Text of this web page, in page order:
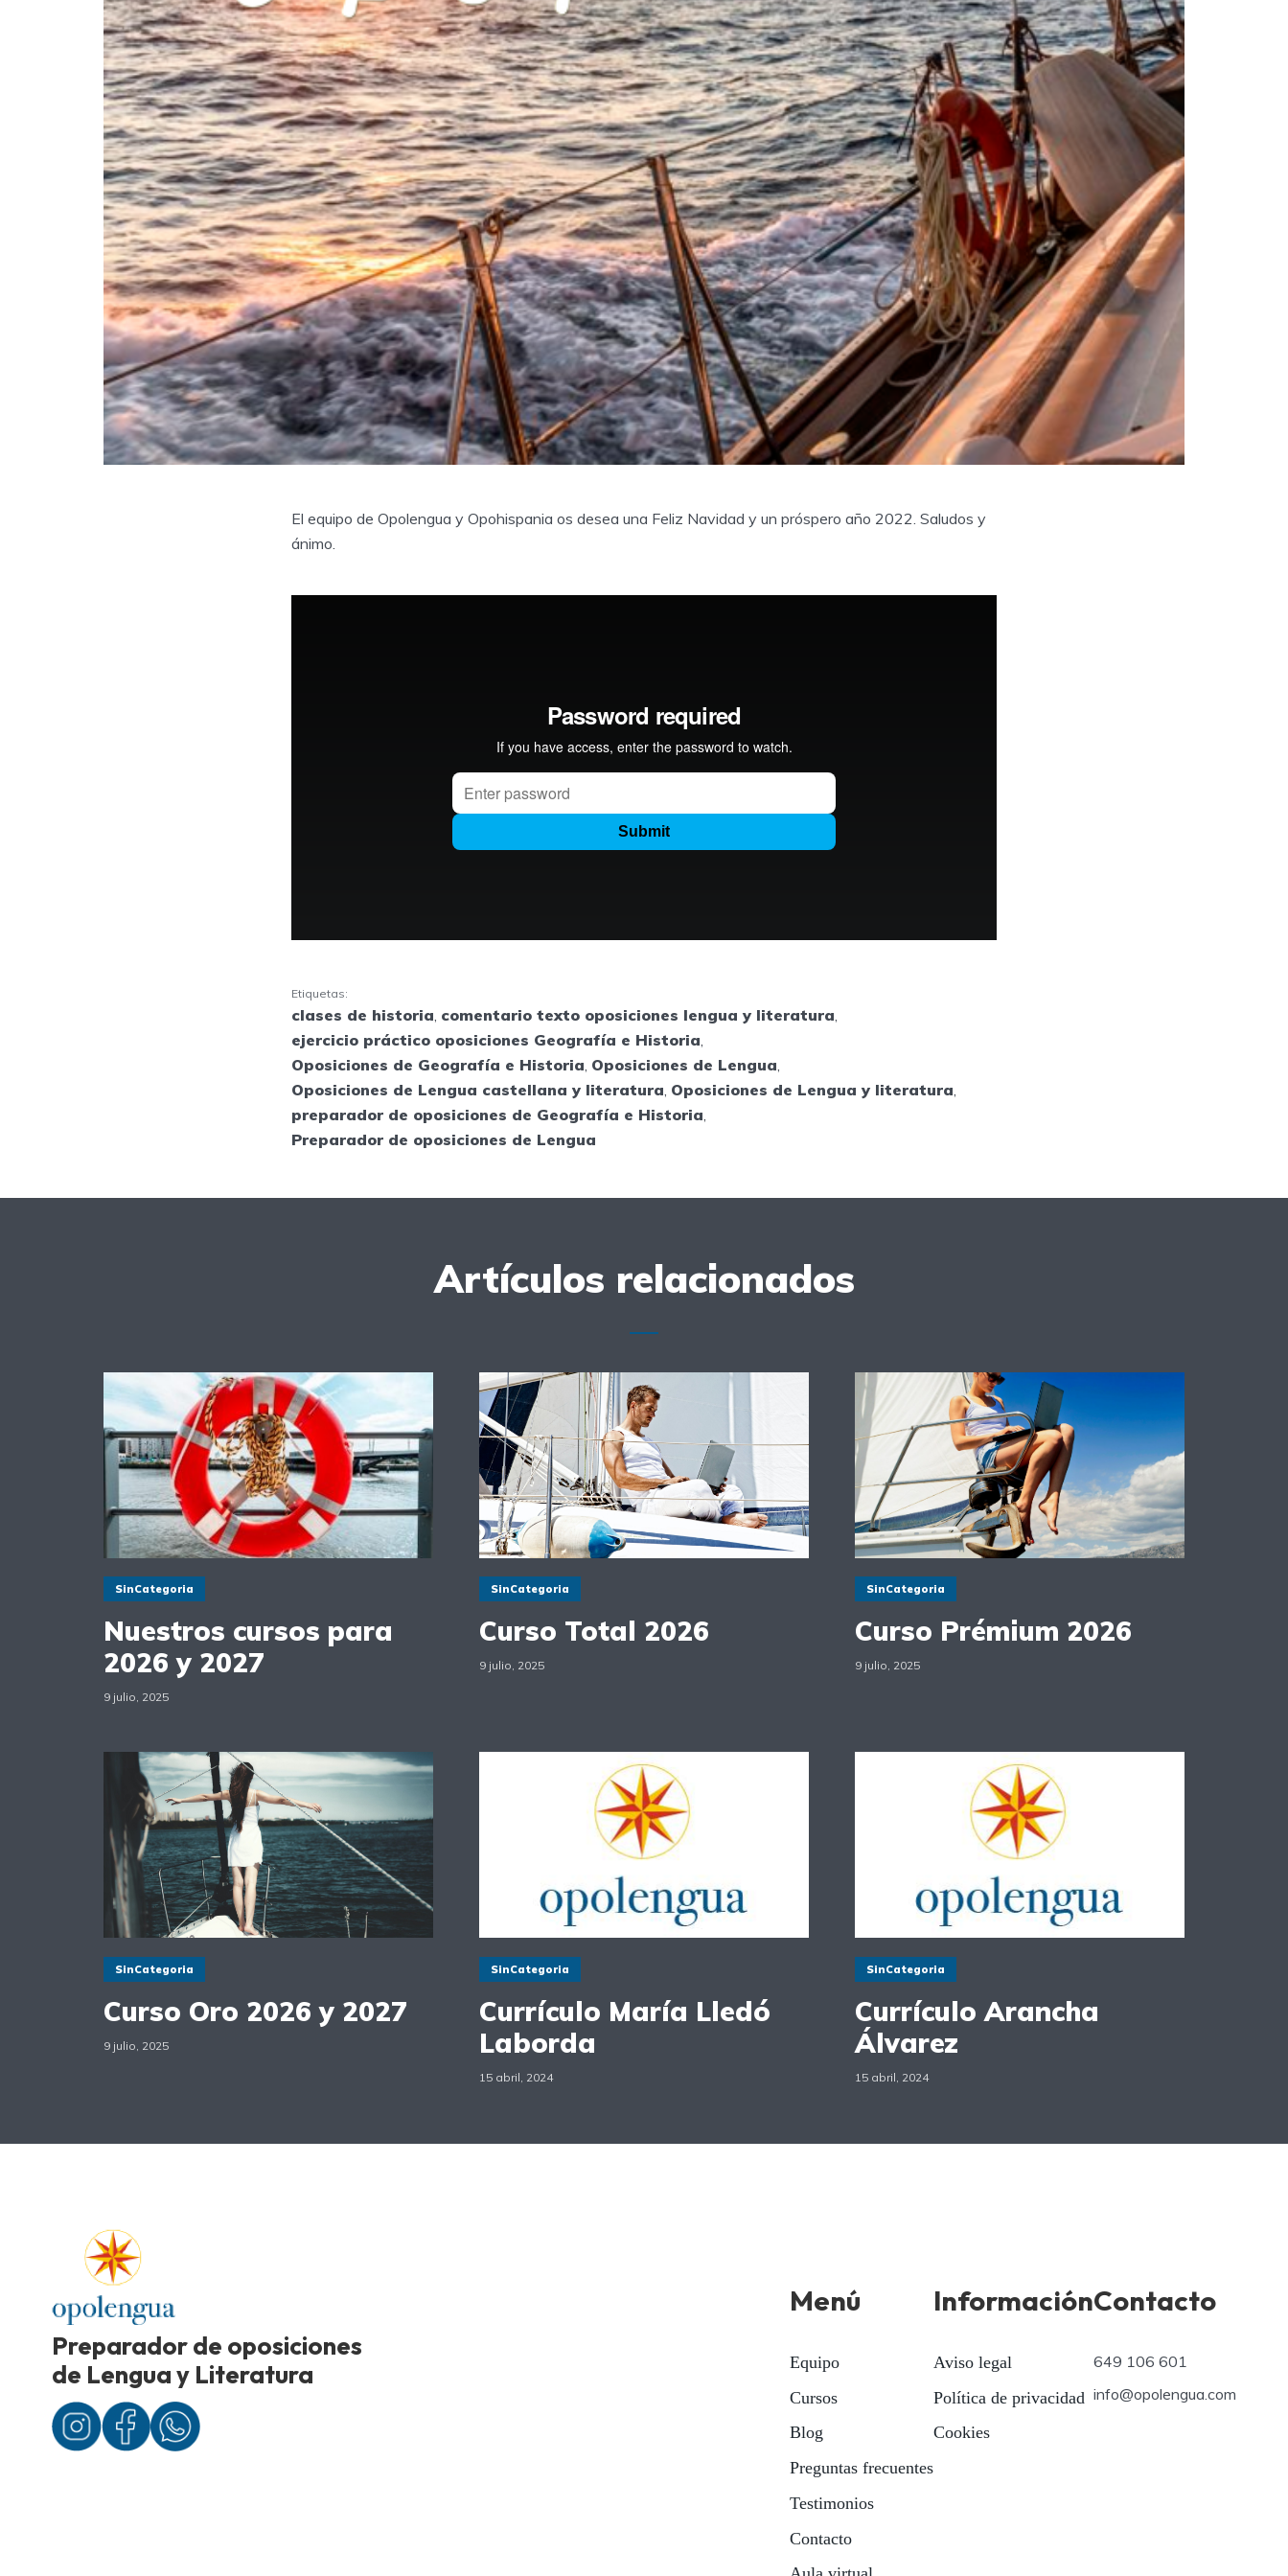
El equipo de Opolengua y Opohispania os desea una Feliz Navidad y un próspero año 2022. Saludos y
ánimo.
Etiquetas:
clases de historia comentario texto oposiciones lengua y literatura
ejercicio práctico oposiciones Geografía e Historia
Oposiciones de Geografía e Historia Oposiciones de Lengua
Oposiciones de Lengua castellana y literatura Oposiciones de Lengua y literatura
preparador de oposiciones de Geografía e Historia
Preparador de oposiciones de Lengua
Artículos relacionados
SinCategoria
Nuestros cursos para
2026 y 2027
9 julio, 2025
SinCategoria
Curso Total 2026
9 julio, 2025
SinCategoria
Curso Prémium 2026
9 julio, 2025
SinCategoria
Curso Oro 2026 y 2027
9 julio, 2025
SinCategoria
Currículo María Lledó
Laborda
15 abril, 2024
SinCategoria
Currículo Arancha
Álvarez
15 abril, 2024
Preparador de oposiciones
de Lengua y Literatura
Menú
Equipo
Cursos
Blog
Preguntas frecuentes
Testimonios
Contacto
Información
Aviso legal
Política de privacidad
Cookies
Contacto
649 106 601
info@opolengua.com